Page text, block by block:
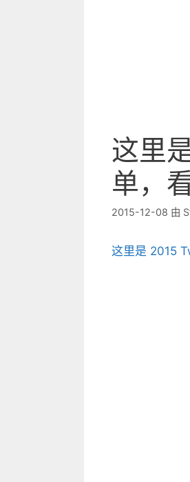
这里
单，
2015-12-08 由
这里是 2015